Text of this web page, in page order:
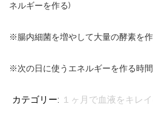
ネルギーを作る)
※腸内細菌を増やして大量の酵素を
※次の日に使うエネルギーを作る時間
カテゴリー: １ヶ月で血液をキレ